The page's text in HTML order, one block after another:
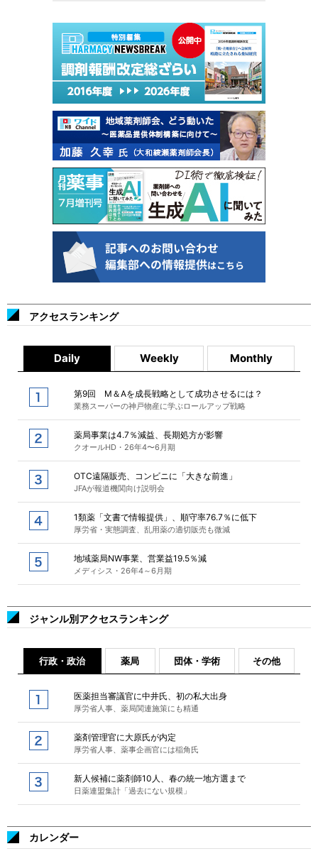
アクセスランキング
Daily Weekly Monthly
第9回 M＆Aを成長戦略として成功させるには？
業務スーパーの神戸物産に学ぶロールアップ戦略
薬局事業は4.7％減益、長期処方が影響
クオールHD・26年4〜6月期
OTC遠隔販売、コンビニに「大きな前進」
JFAが報道機関向け説明会
1類薬「文書で情報提供」、順守率76.7％に低下
厚労省・実態調査、乱用薬の適切販売も微減
地域薬局NW事業、営業益19.5％減
メディシス・26年4～6月期
ジャンル別アクセスランキング
行政・政治 薬局 団体・学術 その他
医薬担当審議官に中井氏、初の私大出身
厚労省人事、薬局関連施策にも精通
薬剤管理官に大原氏が内定
厚労省人事、薬事企画官には稲角氏
新人候補に薬剤師10人、春の統一地方選まで
日薬連盟集計「過去にない規模」
カレンダー